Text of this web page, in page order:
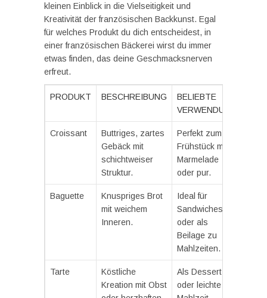
kleinen Einblick in die Vielseitigkeit und
Kreativität der französischen Backkunst. Egal
für welches Produkt du dich entscheidest, in
einer französischen Bäckerei wirst du immer
etwas finden, das deine Geschmacksnerven
erfreut.
PRODUKT BESCHREIBUNG
BELIEBTE
VERWENDUNG
Croissant
Buttriges, zartes
Gebäck mit
schichtweiser
Struktur.
Perfekt zum
Frühstück mit
Marmelade
oder pur.
Baguette
Knuspriges Brot
mit weichem
Inneren.
Ideal für
Sandwiches
oder als
Beilage zu
Mahlzeiten.
Tarte
Köstliche
Kreation mit Obst
Als Dessert
oder leichte